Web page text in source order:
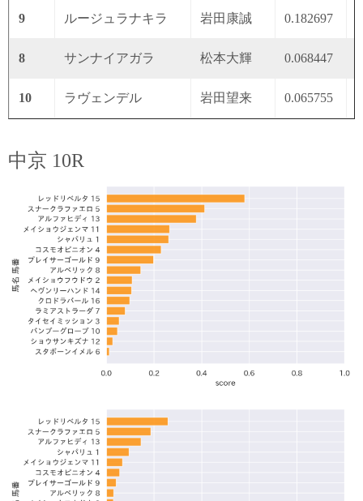
9 ルージュラナキラ 岩田康誠 0.182697
8 サンナイアガラ 松本大輝 0.068447
10 ラヴェンデル 岩田望来 0.065755
中京 10R